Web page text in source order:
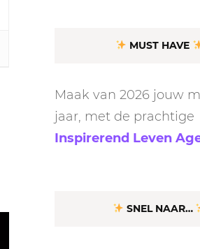
MUST HAVE
Maak van 2026 jouw
jaar, met de prachtige
Inspirerend Leven
SNEL NAAR…